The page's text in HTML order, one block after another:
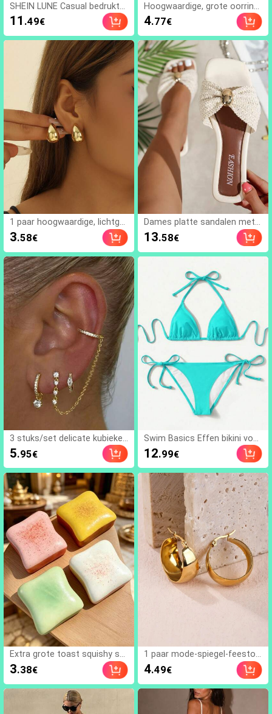
SHEIN LUNE Casual bedrukte
minijurk voor dames, geschik
t voor herfst/winter
11 .49€
1 paar hoogwaardige, lichtge
wicht druppelvormige oorbell
en, modieuze, veelzijdige, min
imalistische, gladde, geperso
naliseerde oorbellen, geschikt
voor dagelijks gebruik door vr
ouwen en als cadeau voor de
feestdagen
3.58€
3 stuks/set delicate kubieke
zirkonia ketting oorstekers cl
ip-on oorbellen, vrouwen for
mele feest sieraden (hoeveel
heid past op één oor)
5.95€
Extra grote toast squishy sp
eelgoed, superzachte boter t
oast stressverlichtend knijps
peelgoed, verkrijgbaar in roze,
geel, wit en groen, stressverli
chtend squishy speelgoed --
3.38€
Hoogwaardige, grote oorring
en van 316 roestvrij staal, 18-
karaats verguld, kleurecht, co
mfortabel en veelzijdig, mini
malistisch en elegant ontwer
p, geschikt voor dagelijks geb
ruik of feestjes, modieuze si
eraden, strandsieraden voor
de zomervakantie, geschikt v
oor strand, reizen, dagelijkse
decoratie voor vrouwen, te c
ombineren met outfits, date
s, feestjes, ideaal cadeau vo
or vriendinnen
4.77€
Dames platte sandalen met s
trik en metalen decoratie, ge
weven van stro, comfortabel
e minimalistische stijl voor va
gebruik, witte geweven open-
teen slippers voor de zomer,
boho chic
13.58€
Swim Basics Effen bikini voor
een strandvakantie
12.99€
1 paar mode-spiegel-feestoo
rbellen (groot)
4.49€